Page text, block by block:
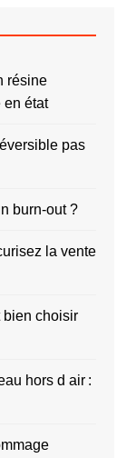
résine
en état
pas
burn-out ?
la vente
bien choisir
hors d air :